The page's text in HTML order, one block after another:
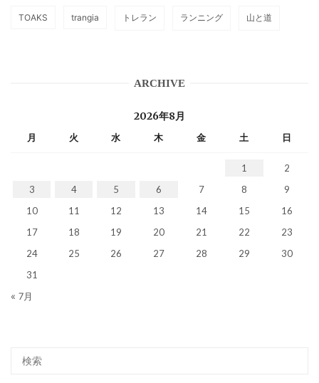
TOAKS trangia トレラン ランニング 山と道
ARCHIVE
2026年8月
月 火 水 木 金 土 日
1
2
3
4 5 6 7 8
9
10
11 12 13 14 15
16
17
18 19 20 21 22
23
24
25 26 27 28 29
30
31
« 7月